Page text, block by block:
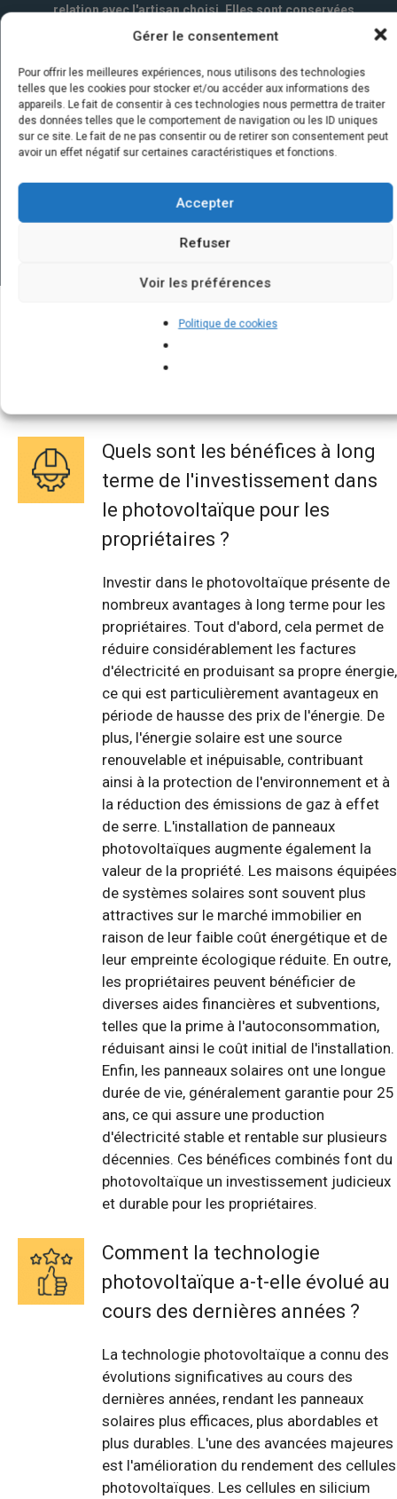
Gérer le consentement
Pour offrir les meilleures expériences, nous utilisons des technologies
telles que les cookies pour stocker et/ou accéder aux informations des
appareils. Le fait de consentir à ces technologies nous permettra de traiter
des données telles que le comportement de navigation ou les ID uniques
sur ce site. Le fait de ne pas consentir ou de retirer son consentement peut
avoir un effet négatif sur certaines caractéristiques et fonctions.
Accepter
Refuser
Voir les préférences
Politique de cookies
relation avec l'artisan choisi. Elles sont conservées
un an par la société Marketizi SAS et destinées au
service commercial.*
Quelques infos sur nos centrales
solaires : questions et réponses
Quels sont les bénéfices à long
terme de l'investissement dans
le photovoltaïque pour les
propriétaires ?
Investir dans le photovoltaïque présente de
nombreux avantages à long terme pour les
propriétaires. Tout d'abord, cela permet de
réduire considérablement les factures
d'électricité en produisant sa propre énergie,
ce qui est particulièrement avantageux en
période de hausse des prix de l'énergie. De
plus, l'énergie solaire est une source
renouvelable et inépuisable, contribuant
ainsi à la protection de l'environnement et à
la réduction des émissions de gaz à effet
de serre. L'installation de panneaux
photovoltaïques augmente également la
valeur de la propriété. Les maisons équipées
de systèmes solaires sont souvent plus
attractives sur le marché immobilier en
raison de leur faible coût énergétique et de
leur empreinte écologique réduite. En outre,
les propriétaires peuvent bénéficier de
diverses aides financières et subventions,
telles que la prime à l'autoconsommation,
réduisant ainsi le coût initial de l'installation.
Enfin, les panneaux solaires ont une longue
durée de vie, généralement garantie pour 25
ans, ce qui assure une production
d'électricité stable et rentable sur plusieurs
décennies. Ces bénéfices combinés font du
photovoltaïque un investissement judicieux
et durable pour les propriétaires.
Comment la technologie
photovoltaïque a-t-elle évolué au
cours des dernières années ?
La technologie photovoltaïque a connu des
évolutions significatives au cours des
dernières années, rendant les panneaux
solaires plus efficaces, plus abordables et
plus durables. L'une des avancées majeures
est l'amélioration du rendement des cellules
photovoltaïques. Les cellules en silicium